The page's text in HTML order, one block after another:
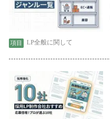
LP全般に関して